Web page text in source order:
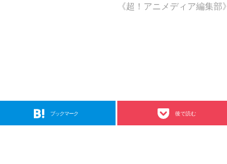
《超！アニメディア編集部》
ブックマーク 後で読む